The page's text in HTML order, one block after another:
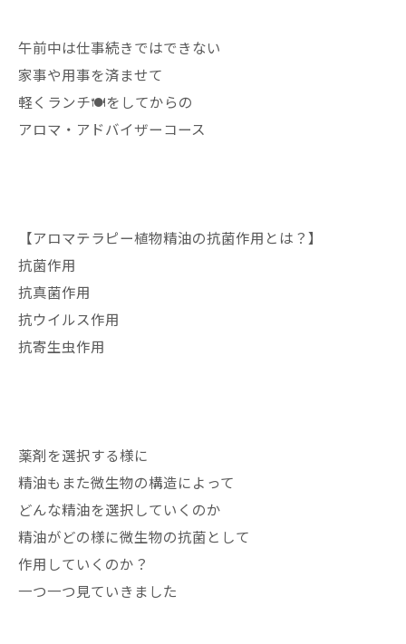
午前中は仕事続きではできない
家事や用事を済ませて
軽くランチ🍽️をしてからの
アロマ・アドバイザーコース
【アロマテラピー植物精油の抗菌作用とは？】
抗菌作用
抗真菌作用
抗ウイルス作用
抗寄生虫作用
薬剤を選択する様に
精油もまた微生物の構造によって
どんな精油を選択していくのか
精油がどの様に微生物の抗菌として
作用していくのか？
一つ一つ見ていきました